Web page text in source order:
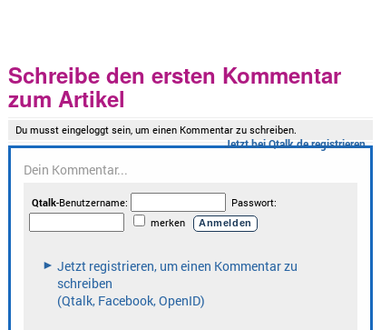
Schreibe den ersten Kommentar
zum Artikel